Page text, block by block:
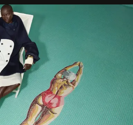
nella storia della moda.